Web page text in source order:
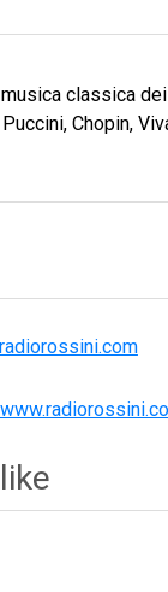
classica
Chopin,